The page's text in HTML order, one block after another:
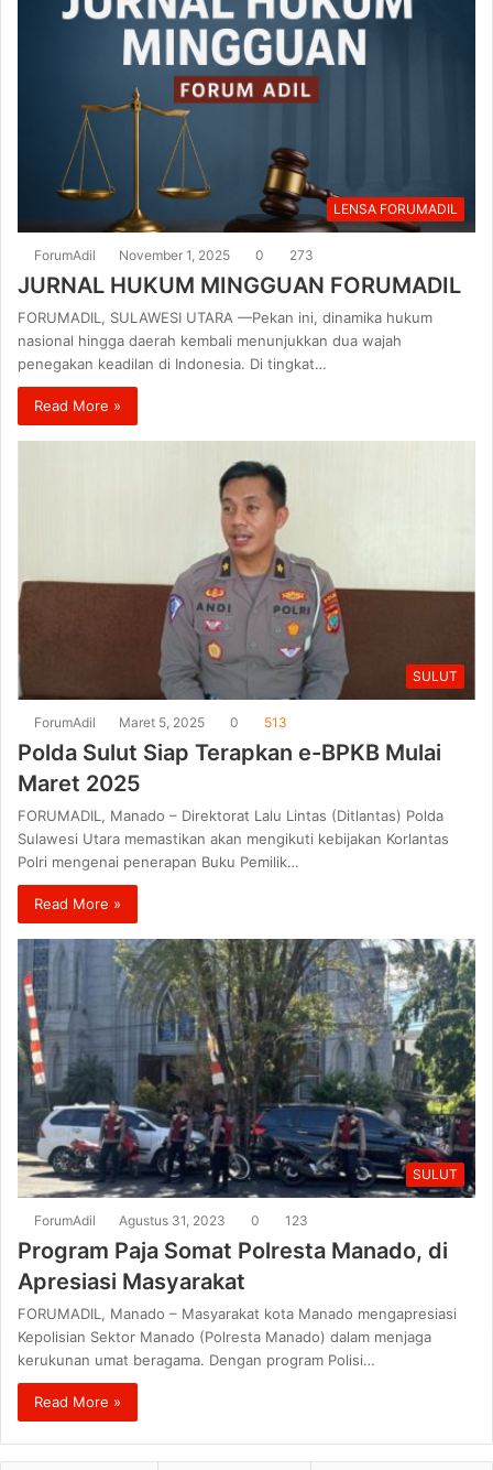
LENSA FORUMADIL
ForumAdil November 1, 2025 0 273
JURNAL HUKUM MINGGUAN FORUMADIL
FORUMADIL, SULAWESI UTARA —Pekan ini, dinamika hukum
nasional hingga daerah kembali menunjukkan dua wajah
penegakan keadilan di Indonesia. Di tingkat…
Read More »
SULUT
ForumAdil Maret 5, 2025 0 513
Polda Sulut Siap Terapkan e-BPKB Mulai
Maret 2025
FORUMADIL, Manado – Direktorat Lalu Lintas (Ditlantas) Polda
Sulawesi Utara memastikan akan mengikuti kebijakan Korlantas
Polri mengenai penerapan Buku Pemilik…
Read More »
SULUT
ForumAdil Agustus 31, 2023 0 123
Program Paja Somat Polresta Manado, di
Apresiasi Masyarakat
FORUMADIL, Manado – Masyarakat kota Manado mengapresiasi
Kepolisian Sektor Manado (Polresta Manado) dalam menjaga
kerukunan umat beragama. Dengan program Polisi…
Read More »